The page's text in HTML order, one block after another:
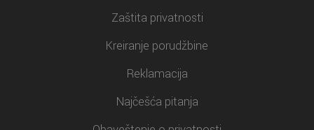
Zaštita privatnosti
Kreiranje porudžbine
Reklamacija
Najčešća pitanja